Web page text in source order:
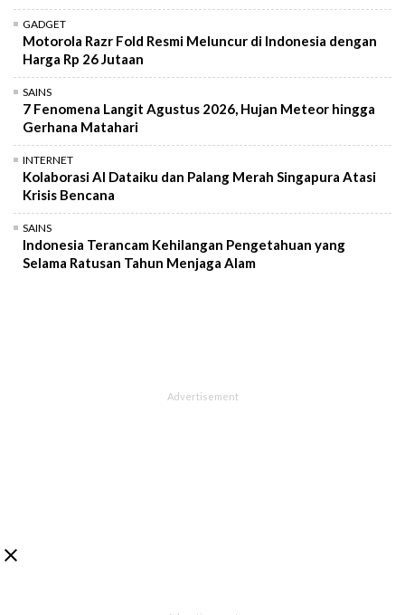
GADGET
Motorola Razr Fold Resmi Meluncur di Indonesia dengan
Harga Rp 26 Jutaan
SAINS
7 Fenomena Langit Agustus 2026, Hujan Meteor hingga
Gerhana Matahari
INTERNET
Kolaborasi AI Dataiku dan Palang Merah Singapura Atasi
Krisis Bencana
SAINS
Indonesia Terancam Kehilangan Pengetahuan yang
Selama Ratusan Tahun Menjaga Alam
